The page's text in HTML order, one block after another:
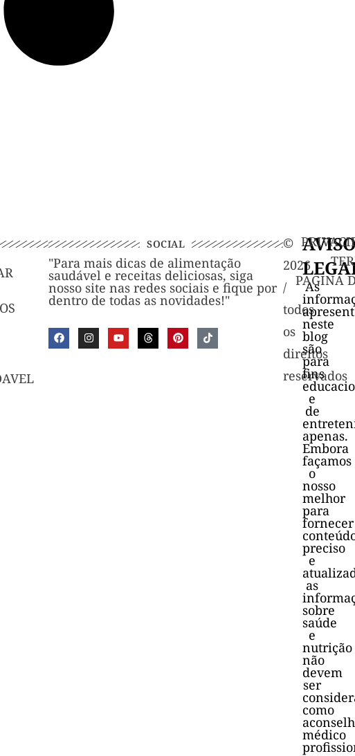
SOCIAL
"Para mais dicas de alimentação
saudável e receitas deliciosas, siga
nosso site nas redes sociais e fique por
dentro de todas as novidades!"
©️
2026
/
todos
os
direitos
reservados
PAGINA
As
neste
blog
são
para
fins
e
de
apenas.
Embora
façamos
o
nosso
melhor
para
fornecer
preciso
e
as
sobre
saúde
e
nutrição
não
devem
ser
como
médico